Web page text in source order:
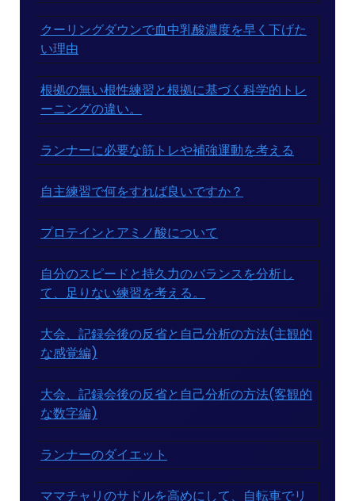
クーリングダウンで血中乳酸濃度を早く下げた
い理由
根拠の無い根性練習と根拠に基づく科学的トレ
ーニングの違い。
ランナーに必要な筋トレや補強運動を考える
自主練習で何をすれば良いですか？
プロテインとアミノ酸について
自分のスピードと持久力のバランスを分析し
て、足りない練習を考える。
大会、記録会後の反省と自己分析の方法(主観的
な感覚編)
大会、記録会後の反省と自己分析の方法(客観的
な数字編)
ランナーのダイエット
ママチャリのサドルを高めにして、自転車でリ